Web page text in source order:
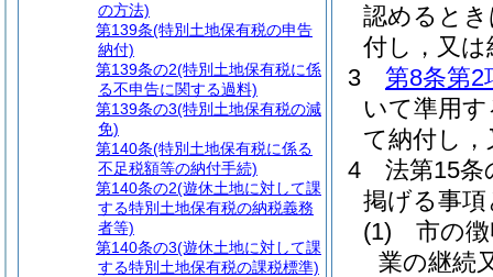
認めると
付し，又
3
第8条第2
いて準用
て納付し
4
法第15
掲げる事
(1)
市の
業の継続
の方法)
第139条(特別土地保有税の申告
納付)
第139条の2(特別土地保有税に係
る不申告に関する過料)
第139条の3(特別土地保有税の減
免)
第140条(特別土地保有税に係る
不足税額等の納付手続)
第140条の2(遊休土地に対して課
する特別土地保有税の納税義務
者等)
第140条の3(遊休土地に対して課
する特別土地保有税の課税標準)